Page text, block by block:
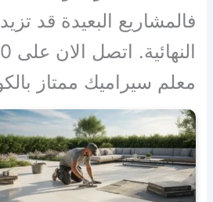
فالمشاريع البعيدة قد
معلم سيراميك ممتاز